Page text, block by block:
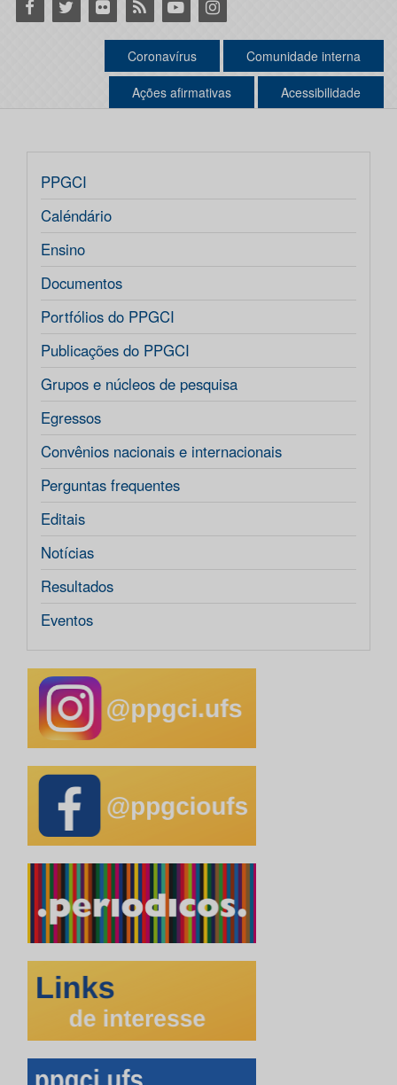
Facebook
Twitter Flickr RSS YoutubeInstagram
Coronavírus Comunidade interna
Ações afirmativas Acessibilidade
PPGCI
Caléndário
Ensino
Documentos
Portfólios do PPGCI
Publicações do PPGCI
Grupos e núcleos de pesquisa
Egressos
Convênios nacionais e internacionais
Perguntas frequentes
Editais
Notícias
Resultados
Eventos